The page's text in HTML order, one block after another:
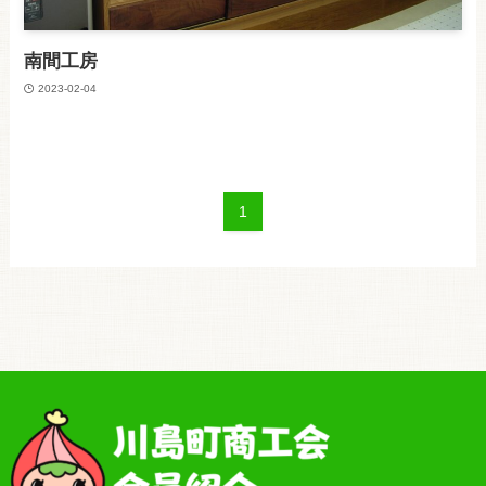
南間工房
2023-02-04
1